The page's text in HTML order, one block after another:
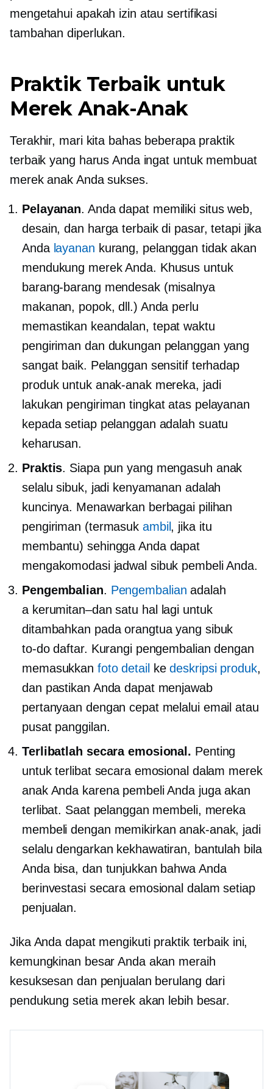
mengetahui apakah izin atau sertifikasi
tambahan diperlukan.
Praktik Terbaik untuk
Merek Anak-Anak
Terakhir, mari kita bahas beberapa praktik
terbaik yang harus Anda ingat untuk membuat
merek anak Anda sukses.
Pelayanan. Anda dapat memiliki situs web,
desain, dan harga terbaik di pasar, tetapi jika
Anda layanan kurang, pelanggan tidak akan
mendukung merek Anda. Khusus untuk
barang-barang mendesak (misalnya
makanan, popok, dll.) Anda perlu
memastikan keandalan, tepat waktu
pengiriman dan dukungan pelanggan yang
sangat baik. Pelanggan sensitif terhadap
produk untuk anak-anak mereka, jadi
lakukan pengirimantingkat ataspelayanan
kepada setiap pelanggan adalah suatu
keharusan.
Praktis. Siapa pun yang mengasuh anak
selalu sibuk, jadi kenyamanan adalah
kuncinya. Menawarkan berbagai pilihan
pengiriman (termasuk ambil, jika itu
membantu) sehingga Anda dapat
mengakomodasi jadwal sibuk pembeli Anda.
Pengembalian. Pengembalian adalah
a kerumitan–dan satu hal lagi untuk
ditambahkan pada orangtua yang sibuk
to-dodaftar. Kurangi pengembalian dengan
memasukkan foto detail kedeskripsi produk,
dan pastikan Anda dapat menjawab
pertanyaan dengan cepat melalui email atau
pusat panggilan.
Terlibatlah secara emosional. Penting
untuk terlibat secara emosional dalam merek
anak Anda karena pembeli Anda juga akan
terlibat. Saat pelanggan membeli, mereka
membeli dengan memikirkan anak-anak, jadi
selalu dengarkan kekhawatiran, bantulah bila
Anda bisa, dan tunjukkan bahwa Anda
berinvestasi secara emosional dalam setiap
penjualan.
Jika Anda dapat mengikuti praktik terbaik ini,
kemungkinan besar Anda akan meraih
kesuksesan dan penjualan berulang dari
pendukung setia merek akan lebih besar.